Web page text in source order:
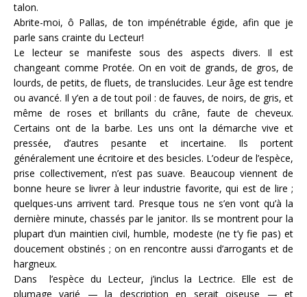
talon.
Abrite-moi, ô Pallas, de ton impénétrable égide, afin que je
parle sans crainte du Lecteur!
Le lecteur se manifeste sous des aspects divers. Il est
changeant comme Protée. On en voit de grands, de gros, de
lourds, de petits, de fluets, de translucides. Leur âge est tendre
ou avancé. Il y’en a de tout poil : de fauves, de noirs, de gris, et
même de roses et brillants du crâne, faute de cheveux.
Certains ont de la barbe. Les uns ont la démarche vive et
pressée, d’autres pesante et incertaine. Ils portent
généralement une écritoire et des besicles. L’odeur de l’espèce,
prise collectivement, n’est pas suave. Beaucoup viennent de
bonne heure se livrer à leur industrie favorite, qui est de lire ;
quel­ques-uns arrivent tard. Presque tous ne s’en vont qu’à la
dernière minute, chassés par le janitor. Ils se montrent pour la
plupart d’un maintien civil, humble, modeste (ne t’y fie pas) et
doucement obstinés ; on en rencontre aussi d’arrogants et de
hargneux.
Dans l’espèce du Lecteur, j’inclus la Lectrice. Elle est de
plumage varié — la description en serait oiseuse — et